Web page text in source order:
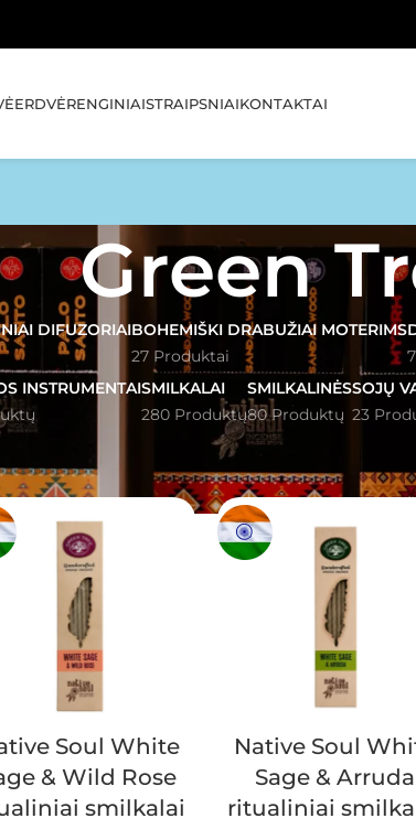
ERDVĖRENGINIAISTRAIPSNIAIKONTAKTAI
Green
DIFUZORIAIBOHEMIŠKI DRABUŽIAI MOTERIMS
27 Produktai
INSTRUMENTAISMILKALAI
280 Produktų
SMILKALINĖS
80 Produktų
SOJŲ
23
Soul White
& Wild Rose
smilkalai
Native Soul
Sage & Arruda
ritualiniai